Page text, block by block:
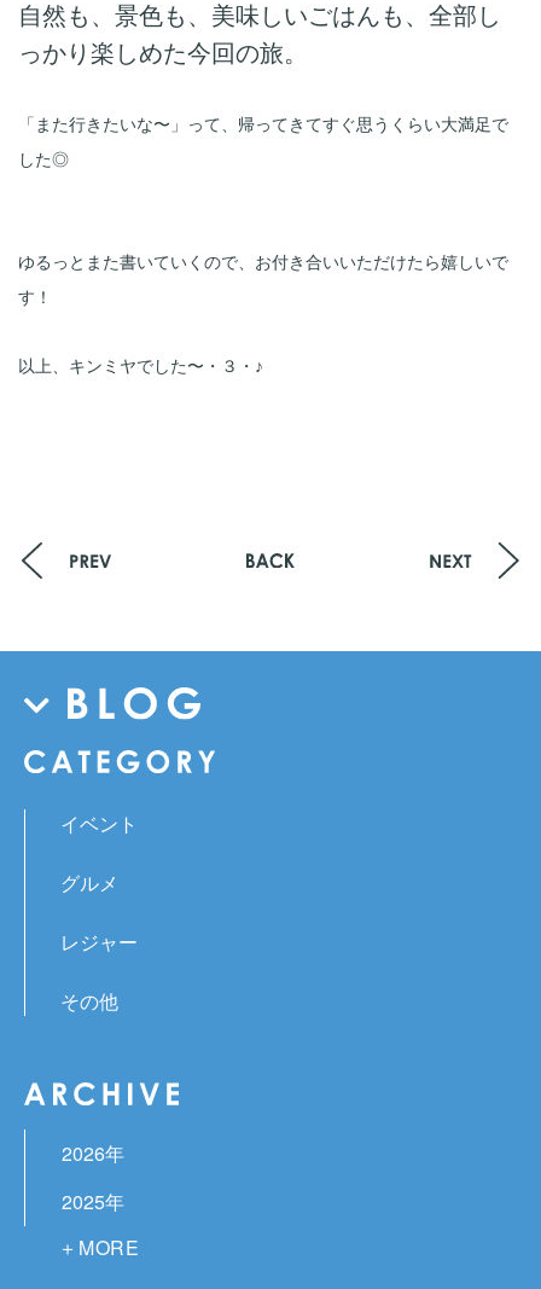
自然も、景色も、美味しいごはんも、全部し
「また行きたいな〜」って、帰ってきてすぐ思うくらい大満足で
ゆるっとまた書いていくので、お付き合いいただけたら嬉しいで
す！
以上、キンミヤでした〜・３・♪
イベント
グルメ
レジャー
その他
2026年
2025年
2024年